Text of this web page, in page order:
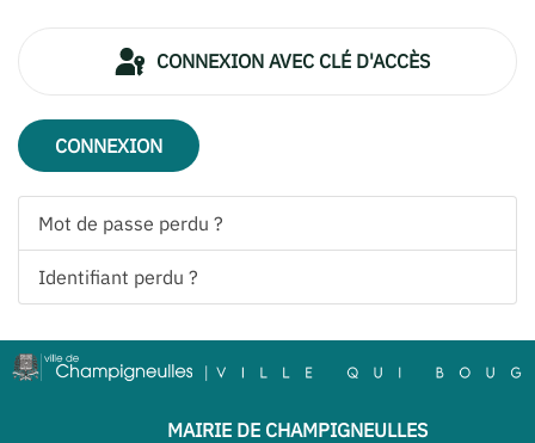
CONNEXION AVEC CLÉ D'ACCÈS
CONNEXION
Mot de passe perdu ?
Identifiant perdu ?
MAIRIE DE CHAMPIGNEULLES